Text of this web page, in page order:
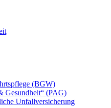
(BGW)
Gesundheit“ (PAG)
Unfallversicherung